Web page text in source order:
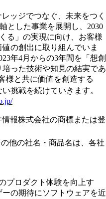
ッジでつなぐ、未来をつく
とした事業を展開し、2030
る」の実現に向け、お客様
の創出に取り組んでいま
年4月からの3年間を「想創
った技術や知見の結実であ
様と共に価値を創造する
い挑戦を続けていきます。
報株式会社の商標または登
他の社名・商品名は、各社
プロダクト体験を向上す
の期待にソフトウェアを近